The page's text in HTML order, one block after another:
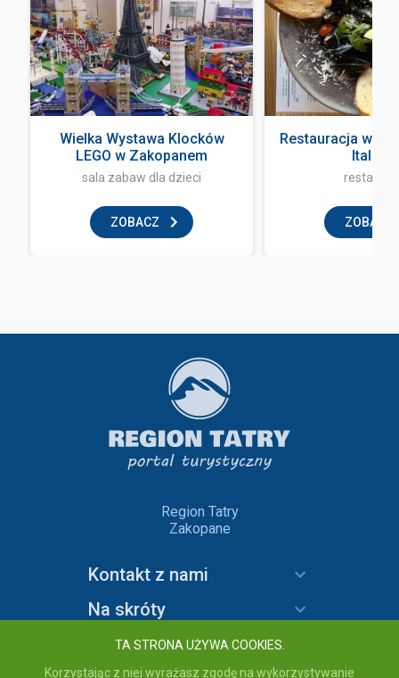
Wielka Wystawa Klocków
LEGO w Zakopanem
sala zabaw dla dzieci
ZOBACZ
Restauracja
Italiano
ZOBACZ
Region Tatry
Zakopane
Kontakt z nami
Na skróty
Informacje
TA STRONA UŻYWA COOKIES.
Korzystając z niej wyrażasz zgodę na wykorzystywanie